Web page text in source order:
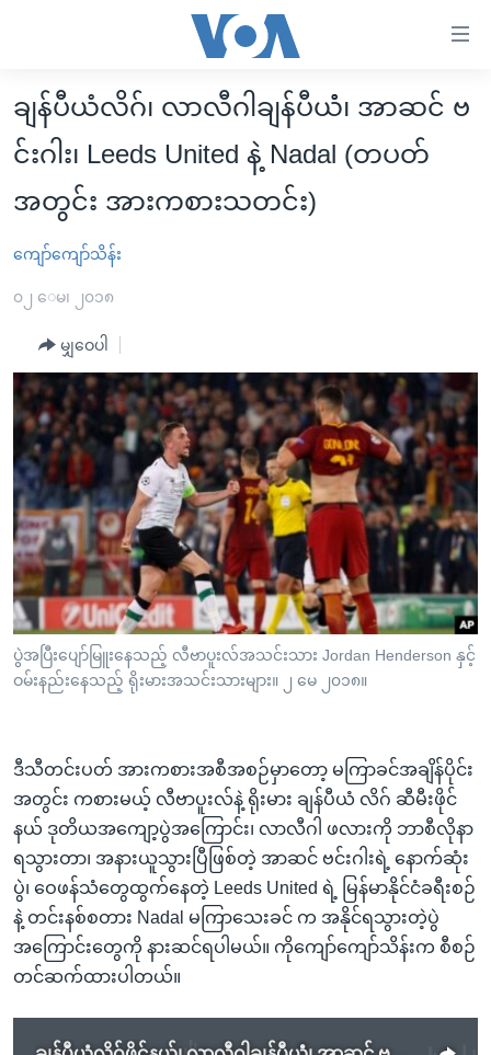
လွယ်ကူ
စေ
Link
များ
ပင်မ
ကျော်
ကြည့်
ပင်မ
ညွန်း
စာမျက်နှာ
သို့
ကျော်
ကြည့်
ရန်
နေရာ
သို့
ကျော်
ရန်
မူလစာမျက်နှာ
မြန်မာ
ကမ္ဘာ့သတင်းများ
အမေရိကန်
တရုတ်
အစ္စရေး-ပါလက်စတိုင်း
သတင်းလွတ်လပ်ခွင့်
ရပ်ဝန်းတခု လမ်းတခု အလွန်
အင်္ဂလိပ်စာလေ့လာမယ်
အမေရိကန်သုံးအီဒီယံ
မကြေးမုံရဲ့ အင်္ဂလိပ်စာ
ရုပ်ရှင်ထဲက အင်္ဂလိပ်စာ
သုတပဒေသာ အင်္ဂလိပ်စာ
အပတ်စဉ်ကဏ္ဍများ
ရေဒီယို
တီဗွီ
ရေဒီယိုနှင့်ရုပ်သံ အချက်အလက်များ
ရေဒီယို/တီဗွီအစီအစဉ်
Learning English
ဗွီအိုအေ လူမှုကွန်ယက်များ
ဘာသာစကားများ
ချန်ပီယံလိဂ်၊ လာလီဂါချန်ပီယံံ၊ အာဆင် ဗ
င်းဂါး၊ Leeds United နဲ့ Nadal (တပတ်
အတွင်း အားကစားသတင်း)
ကျော်ကျော်သိန်း
၀၂ ေမ၊ ၂၀၁၈
မျှဝေပါ
ပွဲအပြီးပျော်မြူးနေသည့် လီဗာပူးလ်အသင်းသား Jordan Henderson နှင့်
ဝမ်းနည်းနေသည့် ရိုးမားအသင်းသားများ။ ၂ မေ ၂၀၁၈။
ဒီသီတင်းပတ် အားကစားအစီအစဉ်မှာတော့ မကြာခင်အချိန်ပိုင်း
အတွင်း ကစားမယ့် လီဗာပူးလ်နဲ့ ရိုးမား ချန်ပီယံ လိဂ် ဆီမီးဖိုင်
နယ် ဒုတိယအကျော့ပွဲအကြောင်း၊ လာလီဂါ ဖလားကို ဘာစီလိုနာ
ရသွားတာ၊ အနားယူသွားပြီဖြစ်တဲ့ အာဆင် ဗင်းဂါးရဲ့ နောက်ဆုံး
ပွဲ၊ ဝေဖန်သံတွေထွက်နေတဲ့ Leeds United ရဲ့ မြန်မာနိုင်ငံခရီးစဉ်
နဲ့ တင်းနစ်စတား Nadal မကြာသေးခင် က အနိုင်ရသွားတဲ့ပွဲ
အကြောင်းတွေကို နားဆင်ရပါမယ်။ ကိုကျော်ကျော်သိန်းက စီစဉ်
တင်ဆက်ထားပါတယ်။